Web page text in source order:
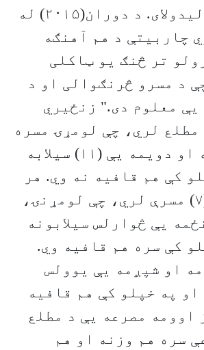
ذوق نه شي تولیدولای. د دوران(۲۰۱۵) له
چاربیتې د هم آهنګه
تر څنګ یو ټاکلی
د مسرو څرنګوالی او د
یې معلوم دی." زنځیري
لري، چې لومړۍ مسره
یې (۱۴) سیلابه او دویمه یې (۱۱) سیلابه
کې هم قافیه نه وي. هر
بند یې اووه(۷) مسرې لري، چې لومړنۍ،
یې څوارلس سیلابونه
کې سره هم قافیه وي.
او شپږمه یې یوولس
او په خپلو کې هم قافیه
اوومه مصرعه یې د مطلع
سره هم وزنه او هم